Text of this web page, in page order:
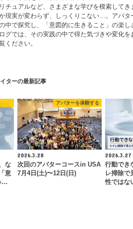
チュアルなど、さまざまな学びを模索して
現実が変わらず、しっくりこない…。アバ
中で探究し、「意図的に生きること」の楽
グでは、その実践の中で得た気づきや変化
ください。
ターの最新記事
な
意
…
アバターを体験する
2026.3.28
次回のアバターコースin USA
7月4日(土)〜12日(日)
2026.3.27
行動でき
レ掃除で
性ではな